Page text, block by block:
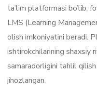
ta’lim platformasi bo’lib,
LMS (Learning
olish imkoniyatini beradi.
ishtirokchilarining shaxsiy
samaradorligini tahlil
jihozlangan.